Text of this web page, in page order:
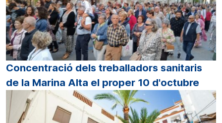
Concentració dels treballadors sanitaris
de la Marina Alta el proper 10 d'octubre